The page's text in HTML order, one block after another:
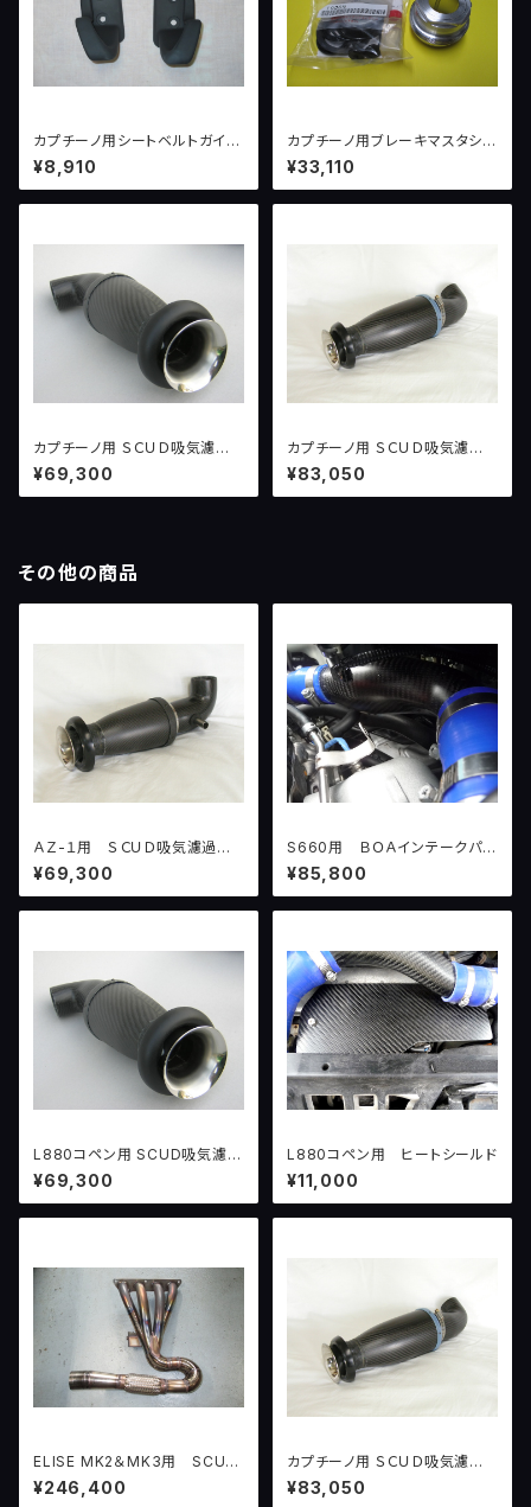
カプチーノ用シートベルトガイド
（左右セット）
¥8,910
カプチーノ用ブレーキマスタシリ
ンダーオーバーホールセット
¥33,110
カプチーノ用 ＳＣＵＤ吸気濾過
システム version１ （〜１０
０ＰＳ）
¥69,300
カプチーノ用 ＳＣＵＤ吸気濾過
システム version２ （１００
ＰＳ〜）
¥83,050
その他の商品
ＡＺ-１用 ＳＣＵＤ吸気濾過シ
ステム version１ （～１００
ＰＳ）
¥69,300
S660用 ＢＯＡインテークパイ
プ Ｘ７
¥85,800
L880コペン用 SCUD吸気濾過
システムver.1
¥69,300
L880コペン用 ヒートシールド
¥11,000
ELISE MK2＆MK3用 SCUD
インテグラルHYDRAエキゾース
ト （2ZZ-GEエンジン用）
¥246,400
カプチーノ用 ＳＣＵＤ吸気濾過
システム version２ （１００
ＰＳ〜）
¥83,050